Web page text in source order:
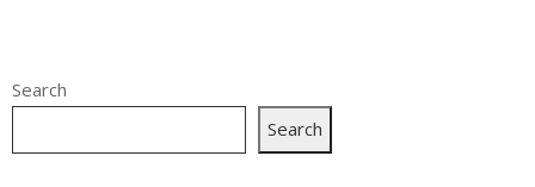
Search
Search